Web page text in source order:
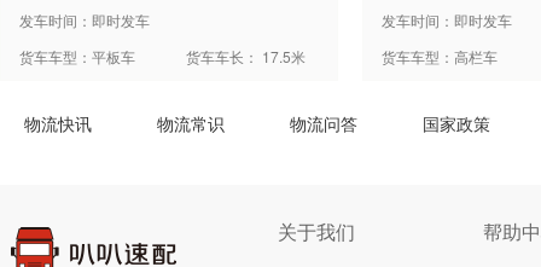
发车时间：即时发车
货车车型：平板车
货车车长： 17.5米
发车时间：即时发车
货车车型：高栏车
物流快讯 物流常识 物流问答 国家政策
关于我们 帮助